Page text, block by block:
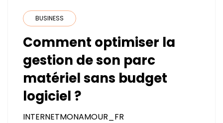
BUSINESS
Comment optimiser la
gestion de son parc
matériel sans budget
logiciel ?
INTERNETMONAMOUR_FR